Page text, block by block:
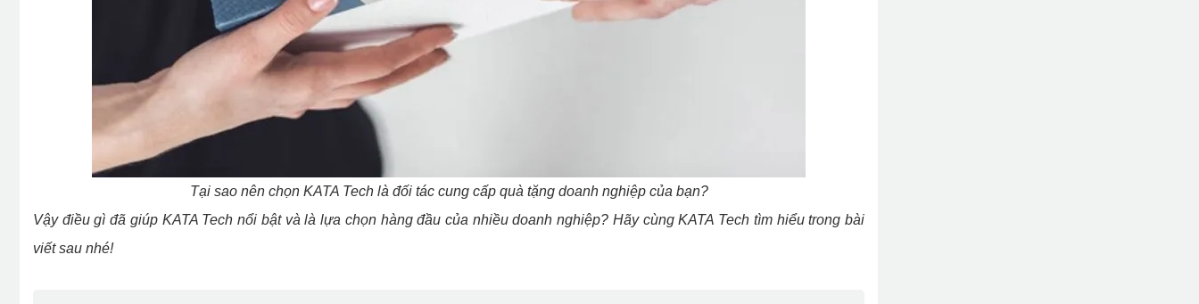
Tại sao nên chọn KATA Tech là đối tác cung cấp quà tặng doanh nghiệp của bạn?
Vậy điều gì đã giúp KATA Tech nổi bật và là lựa chọn hàng đầu của nhiều doanh nghiệp? Hãy cùng KATA Tech tìm hiểu trong bài
viết sau nhé!